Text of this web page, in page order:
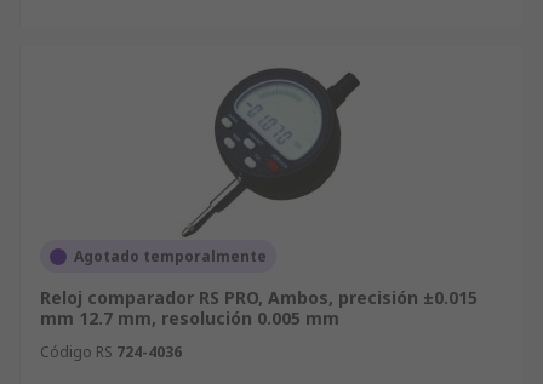
Agotado temporalmente
Reloj comparador RS PRO, Ambos, precisión ±0.015
mm 12.7 mm, resolución 0.005 mm
Código RS 724-4036